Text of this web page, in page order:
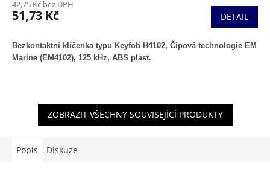
42,75 Kč bez DPH
51,73 Kč DETAIL
Bezkontaktní klíčenka typu Keyfob H4102, Čipová technologie EM
Marine (EM4102), 125 kHz, ABS plast.
ZOBRAZIT VŠECHNY SOUVISEJÍCÍ PRODUKTY
Popis Diskuze